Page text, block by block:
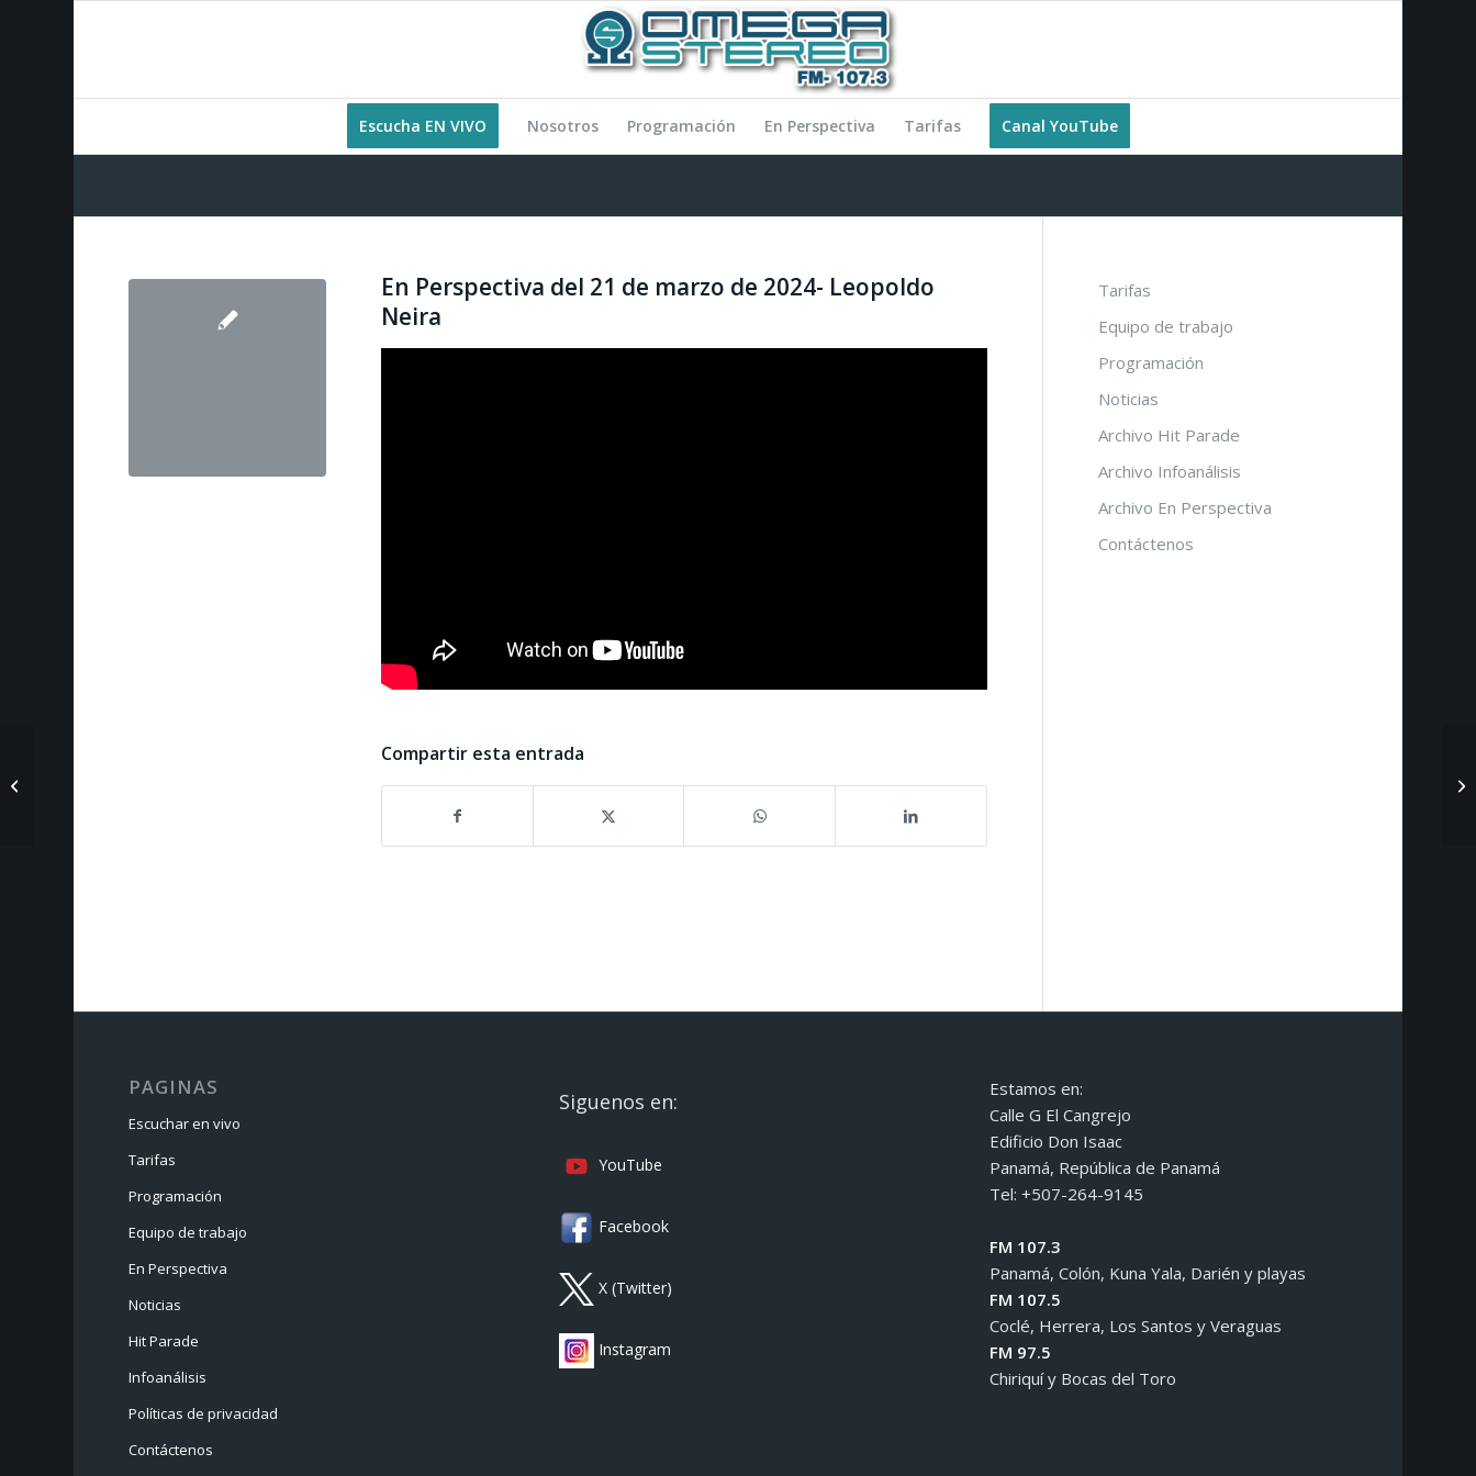
Escucha EN VIVO Nosotros Programación En Perspectiva Tarifas Canal YouTube
En Perspectiva del 21 de marzo de 2024- Leopoldo
Neira
Compartir esta entrada
Tarifas
Equipo de trabajo
Programación
Noticias
Archivo Hit Parade
Archivo Infoanálisis
Archivo En Perspectiva
Contáctenos
PAGINAS
Escuchar en vivo
Tarifas
Programación
Equipo de trabajo
En Perspectiva
Noticias
Hit Parade
Infoanálisis
Políticas de privacidad
Contáctenos
Siguenos en:
YouTube
Facebook
X (Twitter)
Instagram
Estamos en:
Calle G El Cangrejo
Edificio Don Isaac
Panamá, República de Panamá
Tel: +507-264-9145
FM 107.3
Panamá, Colón, Kuna Yala, Darién y playas
FM 107.5
Coclé, Herrera, Los Santos y Veraguas
FM 97.5
Chiriquí y Bocas del Toro